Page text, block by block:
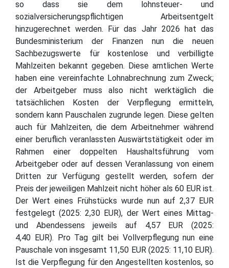
so dass sie dem lohnsteuer- und
sozialversicherungspflichtigen Arbeitsentgelt
hinzugerechnet werden. Für das Jahr 2026 hat das
Bundesministerium der Finanzen nun die neuen
Sachbezugswerte für kostenlose und verbilligte
Mahlzeiten bekannt gegeben. Diese amtlichen Werte
haben eine vereinfachte Lohnabrechnung zum Zweck;
der Arbeitgeber muss also nicht werktäglich die
tatsächlichen Kosten der Verpflegung ermitteln,
sondern kann Pauschalen zugrunde legen. Diese gelten
auch für Mahlzeiten, die dem Arbeitnehmer während
einer beruflich veranlassten Auswärtstätigkeit oder im
Rahmen einer doppelten Haushaltsführung vom
Arbeitgeber oder auf dessen Veranlassung von einem
Dritten zur Verfügung gestellt werden, sofern der
Preis der jeweiligen Mahlzeit nicht höher als 60 EUR ist.
Der Wert eines Frühstücks wurde nun auf 2,37 EUR
festgelegt (2025: 2,30 EUR), der Wert eines Mittag-
und Abendessens jeweils auf 4,57 EUR (2025:
4,40 EUR). Pro Tag gilt bei Vollverpflegung nun eine
Pauschale von insgesamt 11,50 EUR (2025: 11,10 EUR).
Ist die Verpflegung für den Angestellten kostenlos, so